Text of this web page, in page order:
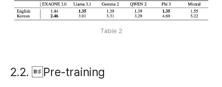
Table 2
2.2. Pre-training